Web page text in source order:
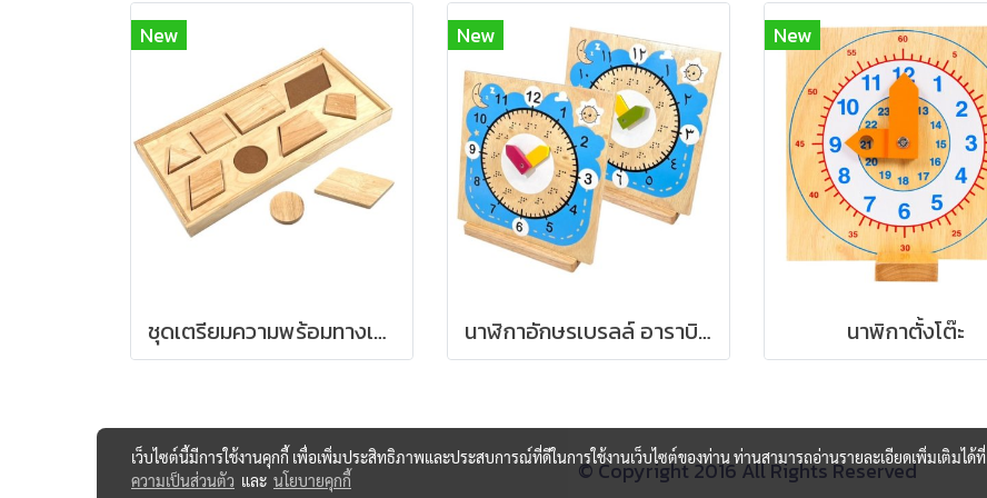
New
ชุดเตรียมความพร้อมทางเรขาคณิต
New
นาฬิกาอักษรเบรลล์ อาราบิก,อาหรับ (ชุดละ)
New
นาพิกาตั้งโต๊ะ
© Copyright 2016 All Rights Reserved
เว็บไซต์นี้มีการใช้งานคุกกี้ เพื่อเพิ่มประสิทธิภาพและประสบการณ์ที่ดีในการใช้งานเว็บไซต์ของท่าน ท่านสามารถอ่านรายละเอียดเพิ่มเติมได้ที่
ความเป็นส่วนตัว และ นโยบายคุกกี้